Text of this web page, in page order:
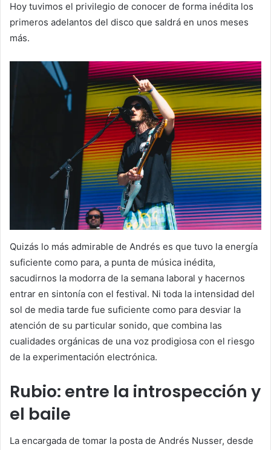
Hoy tuvimos el privilegio de conocer de forma inédita los
primeros adelantos del disco que saldrá en unos meses
más.
Quizás lo más admirable de Andrés es que tuvo la energía
suficiente como para, a punta de música inédita,
sacudirnos la modorra de la semana laboral y hacernos
entrar en sintonía con el festival. Ni toda la intensidad del
sol de media tarde fue suficiente como para desviar la
atención de su particular sonido, que combina las
cualidades orgánicas de una voz prodigiosa con el riesgo
de la experimentación electrónica.
Rubio: entre la introspección y
el baile
La encargada de tomar la posta de Andrés Nusser, desde